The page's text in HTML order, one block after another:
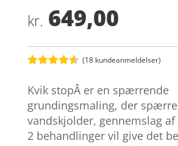
kr. 649,00
ud af 5
baseret
på
kundebedø
mmelser
(18 kundeanmeldelser)
Kvik stopÂ er en spærrende
grundingsmaling, der
vandskjolder, gennemslag
2 behandlinger vil give det